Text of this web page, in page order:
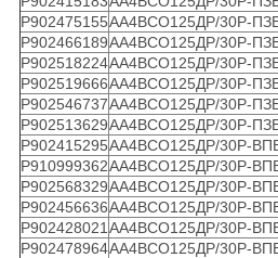
Р902475155АА4ВСО125ДР/30Р-
Р902466189АА4ВСО125ДР/30Р-
Р902518224АА4ВСО125ДР/30Р-
Р902519666АА4ВСО125ДР/30Р-
Р902546737АА4ВСО125ДР/30Р-
Р902513629АА4ВСО125ДР/30Р-
Р902415295АА4ВСО125ДР/30Р-
Р910999362АА4ВСО125ДР/30Р-
Р902568329АА4ВСО125ДР/30Р-
Р902456636АА4ВСО125ДР/30Р-
Р902428021 АА4ВСО125ДР/30Р-
Р902478964АА4ВСО125ДР/30Р-